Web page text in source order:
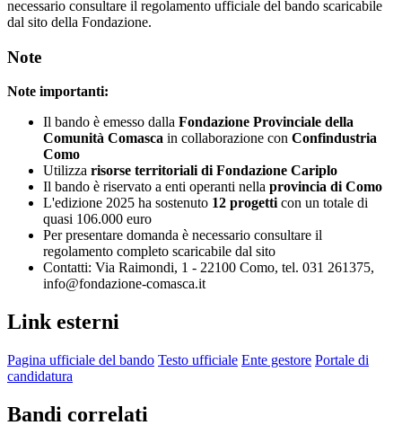
necessario consultare il regolamento ufficiale del bando scaricabile
dal sito della Fondazione.
Note
Note importanti:
Il bando è emesso dalla Fondazione Provinciale della
Comunità Comasca in collaborazione con Confindustria
Como
Utilizza risorse territoriali di Fondazione Cariplo
Il bando è riservato a enti operanti nella provincia di Como
L'edizione 2025 ha sostenuto 12 progetti con un totale di
quasi 106.000 euro
Per presentare domanda è necessario consultare il
regolamento completo scaricabile dal sito
Contatti: Via Raimondi, 1 - 22100 Como, tel. 031 261375,
info@fondazione-comasca.it
Link esterni
Pagina ufficiale del bando Testo ufficiale Ente gestore Portale di
candidatura
Bandi correlati